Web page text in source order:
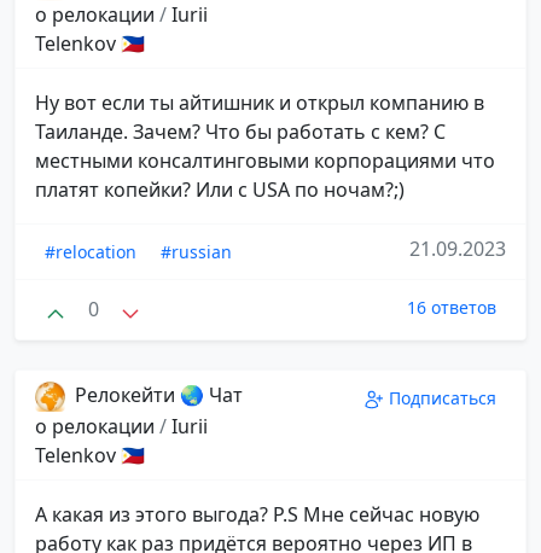
о релокации /Iurii
Telenkov 🇵🇭
Ну вот если ты айтишник и открыл компанию в
Таиланде. Зачем? Что бы работать с кем? С
местными консалтинговыми корпорациями что
платят копейки? Или с USA по ночам?;)
#relocation #russian 21.09.2023
0 16 ответов
Релокейти 🌏 Чат
о релокации /Iurii
Telenkov 🇵🇭
Подписаться
А какая из этого выгода? P.S Мне сейчас новую
работу как раз придётся вероятно через ИП в